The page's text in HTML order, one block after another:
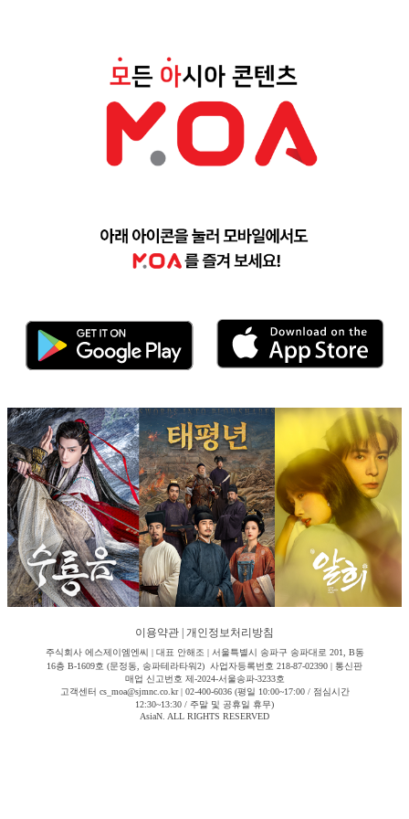
이용약관 개인정보처리방침
주식회사 에스제이엠엔씨 | 대표 안해조 | 서울특별시 송파구 송파대로 201, B동
16층 B-1609호 (문정동, 송파테라타워2) 사업자등록번호 218-87-02390 | 통신판
매업 신고번호 제-2024-서울송파-3233호
고객센터 cs_moa@sjmnc.co.kr | 02-400-6036 (평일 10:00~17:00 / 점심시간
12:30~13:30 / 주말 및 공휴일 휴무)
AsiaN. ALL RIGHTS RESERVED